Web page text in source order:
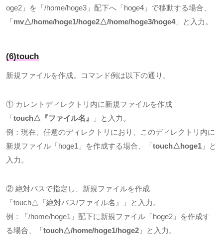
oge2 」を「 /home/hoge3 」配下へ「 hoge4 」で移動する場合、
「 mv△/home/hoge1/hoge2△/home/hoge3/hoge4」と入力。
(6)touch
新規ファイルを作成。コマンド例は以下の通り。
① カレントディレクトリ内に新規ファイルを作成
「 touch△ 『ファイル名』
」と入力。
例：現在、任意のディレクトリにおり、このディレクトリ内に
新規ファイル「 hoge1 」を作成する場合、「 touch△hoge1 」と
入力。
② 絶対パスで指定し、新規ファイルを作成
「 touch△ 『絶対パス/ファイル名』」と入力。
例：「 /home/hoge1 」配下に新規ファイル「 hoge2 」を作成す
る場合、「 touch△/home/hoge1/hoge2 」と入力。